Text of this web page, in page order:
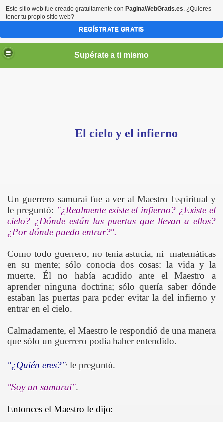
Supérate a ti mismo
El cielo y el infierno
Un guerrero samurai fue a ver al Maestro Espiritual y
le preguntó: "¿Realmente existe el infierno? ¿Existe el
cielo? ¿Dónde están las puertas que llevan a ellos?
¿Por dónde puedo entrar?".
Como todo guerrero, no tenía astucia, ni
matemáticas
en su mente; sólo conocía dos cosas: la vida y la
muerte. Él no había acudido ante el Maestro a
aprender ninguna doctrina; sólo quería saber dónde
estaban las puertas para poder evitar la del infierno y
entrar en el cielo.
Calmadamente, el Maestro le respondió de una manera
que sólo un guerrero podía haber entendido.
"¿Quién eres?" le preguntó.
"Soy un samurai".
Entonces el Maestro le dijo:
Este sitio web fue creado gratuitamente con PaginaWebGratis.es. ¿Quieres
tener tu propio sitio web?
REGÍSTRATE GRATIS